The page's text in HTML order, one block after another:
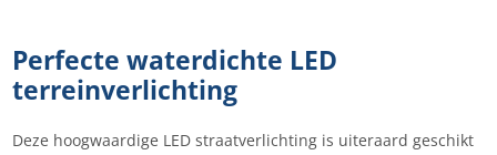
Perfecte waterdichte LED
terreinverlichting
Deze hoogwaardige LED straatverlichting is uiteraard geschikt